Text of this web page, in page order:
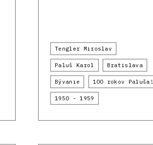
Tengler Miroslav
Paluš Karol Bratislava
Bývanie 100 rokov Paluša!
1950 - 1959